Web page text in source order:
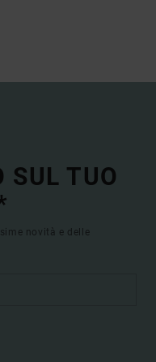
SUL TUO
novità e delle